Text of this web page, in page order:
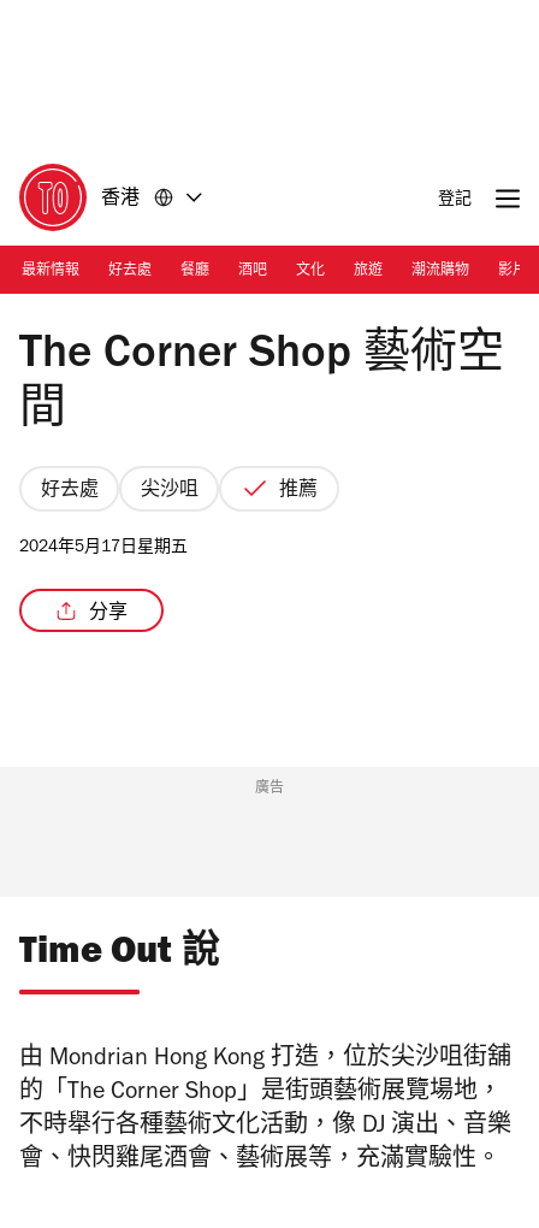
香港 登記
最新情報 好去處 餐廳 酒吧 文化 旅遊 潮流購物 影片
Photograph: Courtesy Mondrian Hong Kong
The Corner Shop 藝術空
間
好去處 尖沙咀 推薦
2024年5月17日星期五
分享
廣告
Time Out 說
由 Mondrian Hong Kong 打造，位於尖沙咀街舖
的「The Corner Shop」是街頭藝術展覽場地，
不時舉行各種藝術文化活動，像 DJ 演出、音樂
會、快閃雞尾酒會、藝術展等，充滿實驗性。